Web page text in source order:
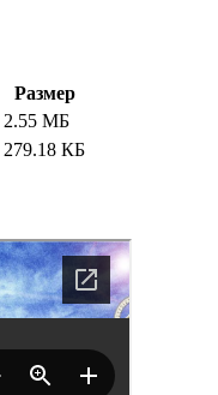
Размер
2.55 МБ
279.18 КБ